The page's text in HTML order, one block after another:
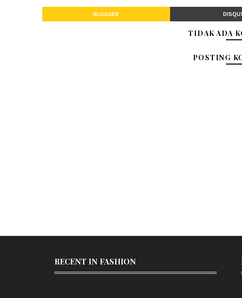
BLOGGER
TIDAK ADA
POSTING
RECENT IN FASHION